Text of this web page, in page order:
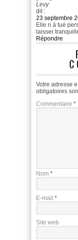
Levy
dit :
23 septembre
Elle n à tué
laisser
Répondre
Votre adresse
obligatoires
Commentaire *
Nom *
E-mail *
Site web